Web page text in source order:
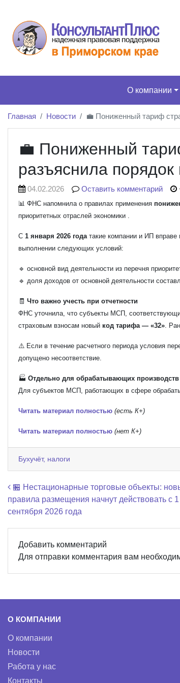
О компании
Главная Новости 💼 Пониженный тариф
💼 Пониженный
разъяснила
04.02.2026 Оставить комментарий
📊 ФНС напомнила о правилах применения
приоритетных отраслей экономики .
С 1 января 2026 года такие компании и ИП вправе
выполнении следующих условий:
🔹 основной вид деятельности из перечня
🔹 доля доходов от основной деятельности
🧾 Что важно учесть при отчетности
ФНС уточнила, что субъекты МСП,
страховым взносам новый код тарифа — «32» .
⚠️ Если в течение расчетного периода условия
допущено несоответствие.
🏭 Отдельно для обрабатывающих производств
Для субъектов МСП, работающих в сфере
Читать материал полностью (есть К+)
Читать материал полностью (нет К+)
Бухучёт, налоги
Навигация по записям
🏪 Нестационарные торговые объекты:
правила размещения начнут действовать с 1
сентября 2026 года
Добавить комментарий
Для отправки комментария вам
О КОМПАНИИ
О компании
Новости
Работа у нас
Контакты